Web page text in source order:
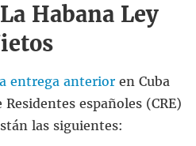
Habana Ley
entrega anterior en Cuba
españoles (CRE)
las siguientes: